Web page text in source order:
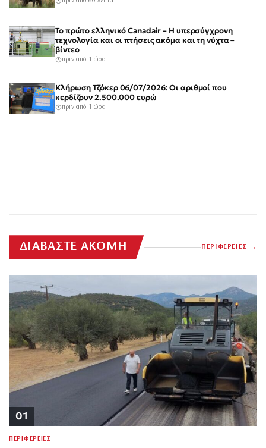
Το πρώτο ελληνικό Canadair – Η υπερσύγχρονη
τεχνολογία και οι πτήσεις ακόμα και τη νύχτα –
βίντεο
πριν από 1 ώρα
Κλήρωση Τζόκερ 06/07/2026: Οι αριθμοί που
κερδίζουν 2.500.000 ευρώ
πριν από 1 ώρα
ΔΙΑΒΑΣΤΕ ΑΚΟΜΗ ΠΕΡΙΦΕΡΕΙΕΣ
01
ΠΕΡΙΦΕΡΕΙΕΣ